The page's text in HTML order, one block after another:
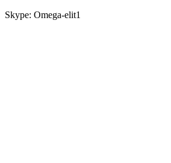
Skype: Omega-elit1